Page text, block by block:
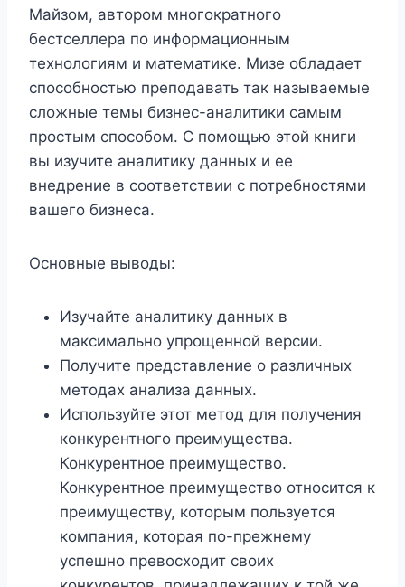
Майзом, автором многократного
бестселлера по информационным
технологиям и математике. Мизе обладает
способностью преподавать так называемые
сложные темы бизнес-аналитики самым
простым способом. С помощью этой книги
вы изучите аналитику данных и ее
внедрение в соответствии с потребностями
вашего бизнеса.
Основные выводы:
Изучайте аналитику данных в
максимально упрощенной версии.
Получите представление о различных
методах анализа данных.
Используйте этот метод для получения
конкурентного преимущества.
Конкурентное преимущество.
Конкурентное преимущество относится к
преимуществу, которым пользуется
компания, которая по-прежнему
успешно превосходит своих